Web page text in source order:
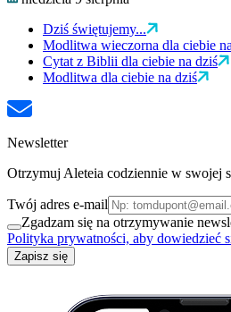
Dziś świętujemy...
Modlitwa wieczorna dla ciebie
Cytat z Biblii dla ciebie na dziś
Modlitwa dla ciebie na dziś
Newsletter
Otrzymuj Aleteia codziennie w swojej
Twój adres e-mail
Zgadzam się na otrzymywanie
Polityka prywatności, aby dowiedzieć
Zapisz się